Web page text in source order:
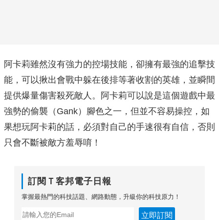
阿卡莉雖然沒有強力的控場技能，卻擁有最強的追擊技
能，可以揪出會戰中躲在後排等著收割的英雄，並瞬間
提供爆量傷害殺死敵人。阿卡莉可以說是這個遊戲中最
強勢的偷襲（Gank）腳色之一，但並不容易操控，如
果想玩阿卡莉的話，必須對自己的手速很有自信，否則
只會不斷被敵方羞辱唷！
訂閱Ｔ客邦電子日報
掌握最熱門的科技話題、網路動態，升級你的科技原力！
立即訂閱